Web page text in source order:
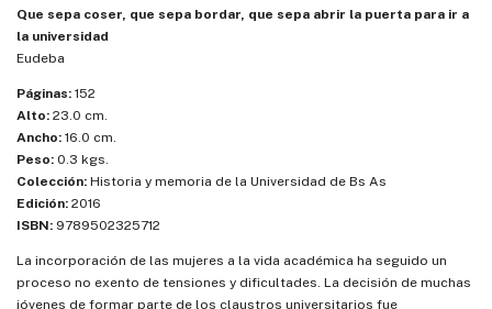
Que sepa coser, que sepa bordar, que sepa abrir la puerta para ir a
la universidad
Eudeba
Páginas: 152
Alto: 23.0 cm.
Ancho: 16.0 cm.
Peso: 0.3 kgs.
Colección: Historia y memoria de la Universidad de Bs As
Edición: 2016
ISBN: 9789502325712
La incorporación de las mujeres a la vida académica ha seguido un
proceso no exento de tensiones y dificultades. La decisión de muchas
jóvenes de formar parte de los claustros universitarios fue